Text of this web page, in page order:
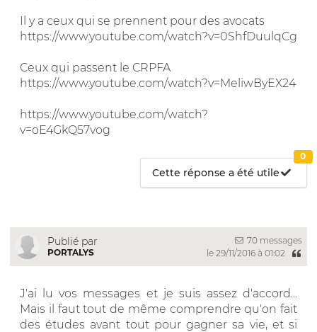
Il y a ceux qui se prennent pour des avocats
https://www.youtube.com/watch?v=0ShfDuulqCg
Ceux qui passent le CRPFA
https://www.youtube.com/watch?v=MeliwByEX24
https://www.youtube.com/watch?
v=oE4GkQ57vog
Cette réponse a été utile
0
Publié par
PORTALYS
70 messages
le 29/11/2016 à 01:02
J'ai lu vos messages et je suis assez d'accord...
Mais il faut tout de même comprendre qu'on fait
des études avant tout pour gagner sa vie, et si